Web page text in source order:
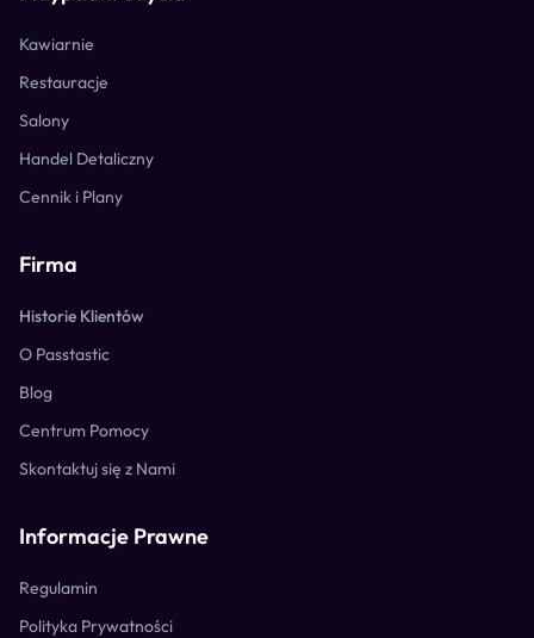
Kawiarnie
Restauracje
Salony
Handel Detaliczny
Cennik i Plany
Firma
Historie Klientów
O Passtastic
Blog
Centrum Pomocy
Skontaktuj się z Nami
Informacje Prawne
Regulamin
Polityka Prywatności